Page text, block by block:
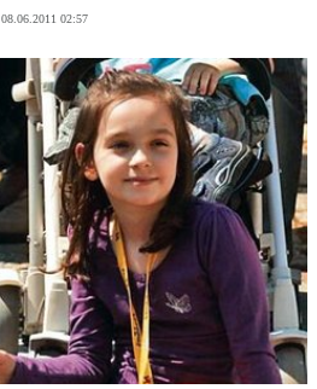
08.06.2011 02:57